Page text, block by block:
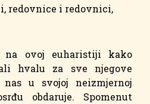
redovnice i redovnici,
na ovoj euharistiji kako
hvalu za sve njegove
u svojoj neizmjernoj
obdaruje. Spomenut